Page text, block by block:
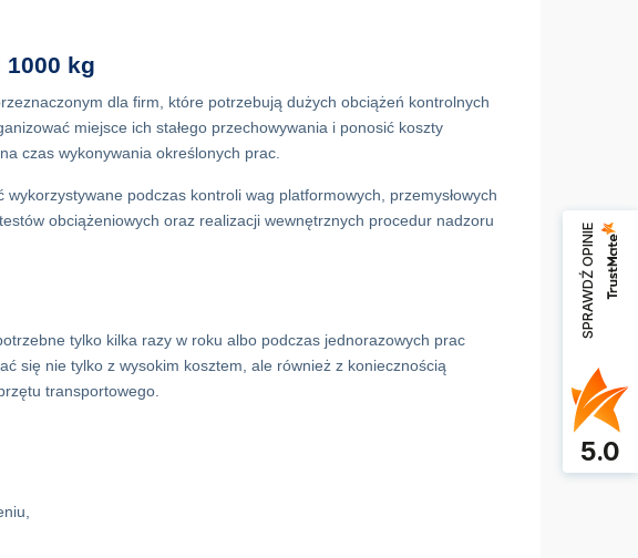
kg
dla firm, które potrzebują dużych obciążeń kontrolnych
miejsce ich stałego przechowywania i ponosić koszty
czas wykonywania określonych prac.
podczas kontroli wag platformowych, przemysłowych
obciążeniowych oraz realizacji wewnętrznych procedur nadzoru
tylko kilka razy w roku albo podczas jednorazowych prac
się nie tylko z wysokim kosztem, ale również z koniecznością
transportowego.
SPRAWDŹ OPINIE
5.0